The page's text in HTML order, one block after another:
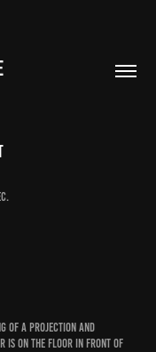
of a projection and
is on the floor in front of